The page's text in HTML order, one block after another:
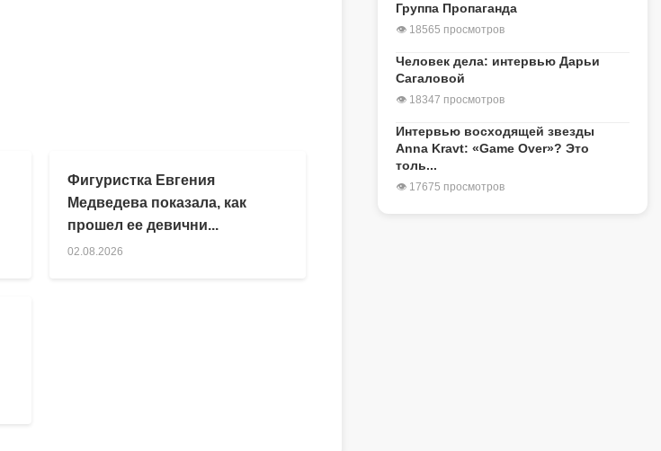
Фигуристка Евгения
Медведева показала, как
прошел ее девични...
02.08.2026
Группа Пропаганда
👁 18565 просмотров
Человек дела: интервью Дарьи
Сагаловой
👁 18347 просмотров
Интервью восходящей звезды
Anna Kravt: «Game Over»? Это
толь...
👁 17675 просмотров